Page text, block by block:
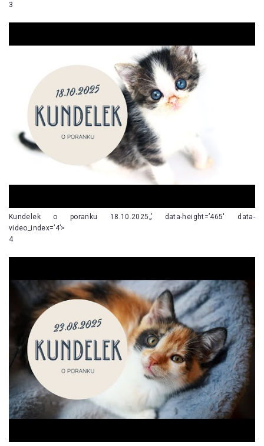
3
Kundelek o poranku 18.10.2025„’ data-height=’465′ data-
video_index=’4’>
4